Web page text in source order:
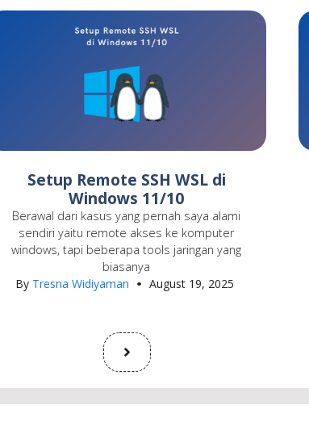
Setup Remote SSH WSL di
Windows 11/10
Berawal dari kasus yang pernah saya alami
sendiri yaitu remote akses ke komputer
windows, tapi beberapa tools jaringan yang
biasanya
By Tresna Widiyaman August 19, 2025